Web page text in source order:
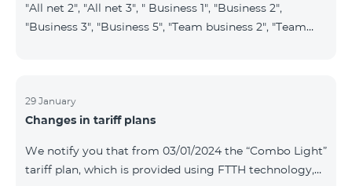
"All net 2", "All net 3", " Business 1", "Business 2",
"Business 3", "Business 5", "Team business 2", "Team
"Business Active", "Exclusive Business", "Best partner",
"Leader", "Leader S", "Yandex Economy", "Yandex
operate starting from 01.04.2024. Existing subscribers
of the m
29 January
Changes in tariff plans
We notify you that from 03/01/2024 the “Combo Light”
tariff plan, which is provided using FTTH technology,